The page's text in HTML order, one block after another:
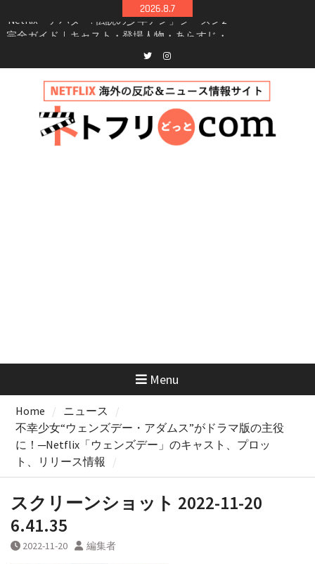
to
2026.8.7
Netflix映画「ボイスメールで恋をして」キャス
イッチ主演ロマコメ
新決定！2027年撮影開始へ
兄弟大騒動のコメディ映画「リトル・ブラザ
ー」がNetflixで配信！─キャスト・あらすじ・
見どころまとめ
Twitterinstagram
Menu
Home
ニュース
不幸少女“ウェンズデー・アダムス”がドラマ版の主役
に！─Netflix「ウェンズデー」のキャスト、プロッ
ト、リリース情報
スクリーンショット 2022-11-20
6.41.35
2022-11-20 編集者